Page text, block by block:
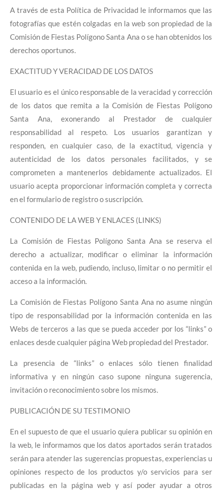
A través de esta Política de Privacidad le informamos que las
fotografías que estén colgadas en la web son propiedad de la
Comisión de Fiestas Polígono Santa Ana o se han obtenidos los
derechos oportunos.
EXACTITUD Y VERACIDAD DE LOS DATOS
El usuario es el único responsable de la veracidad y corrección
de los datos que remita a la Comisión de Fiestas Polígono
Santa Ana, exonerando al Prestador de cualquier
responsabilidad al respeto. Los usuarios garantizan y
responden, en cualquier caso, de la exactitud, vigencia y
autenticidad de los datos personales facilitados, y se
comprometen a mantenerlos debidamente actualizados. El
usuario acepta proporcionar información completa y correcta
en el formulario de registro o suscripción.
CONTENIDO DE LA WEB Y ENLACES (LINKS)
La Comisión de Fiestas Polígono Santa Ana se reserva el
derecho a actualizar, modificar o eliminar la información
contenida en la web, pudiendo, incluso, limitar o no permitir el
acceso a la información.
La Comisión de Fiestas Polígono Santa Ana no asume ningún
tipo de responsabilidad por la información contenida en las
Webs de terceros a las que se pueda acceder por los “links” o
enlaces desde cualquier página Web propiedad del Prestador.
La presencia de “links” o enlaces sólo tienen finalidad
informativa y en ningún caso supone ninguna sugerencia,
invitación o reconocimiento sobre los mismos.
PUBLICACIÓN DE SU TESTIMONIO
En el supuesto de que el usuario quiera publicar su opinión en
la web, le informamos que los datos aportados serán tratados
serán para atender las sugerencias propuestas, experiencias u
opiniones respecto de los productos y/o servicios para ser
publicadas en la página web y así poder ayudar a otros